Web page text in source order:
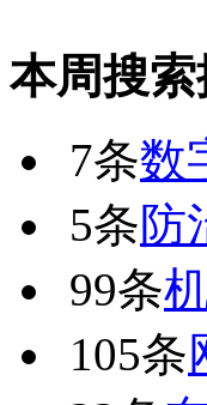
本周搜
7条数
5条防
99条
105条